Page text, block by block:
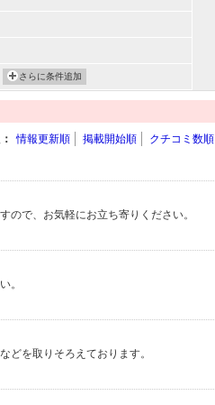
さらに条件追加
情報更新順 掲載開始順 クチコミ数順
ので、お気軽にお立ち寄りください。
。
どを取りそろえております。